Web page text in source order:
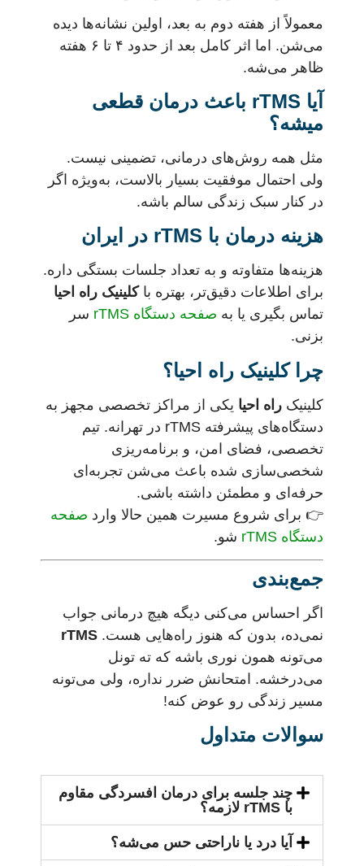
معمولاً از هفته دوم به بعد، اولین نشانه‌ها دیده
می‌شن. اما اثر کامل بعد از حدود ۴ تا ۶ هفته
ظاهر می‌شه.
آیا rTMS باعث درمان قطعی
میشه؟
مثل همه روش‌های درمانی، تضمینی نیست.
ولی احتمال موفقیت بسیار بالاست، به‌ویژه اگر
در کنار سبک زندگی سالم باشه.
هزینه درمان با rTMS در ایران
هزینه‌ها متفاوته و به تعداد جلسات بستگی داره.
برای اطلاعات دقیق‌تر، بهتره با کلینیک راه احیا
تماس بگیری یا بهصفحه دستگاه rTMS
سر
بزنی.
چرا کلینیک راه احیا؟
کلینیکراه احیایکی از مراکز تخصصی مجهز به
دستگاه‌های پیشرفته rTMS در تهرانه. تیم
تخصصی، فضای امن، و برنامه‌ریزی
شخصی‌سازی شده باعث می‌شن تجربه‌ای
حرفه‌ای و مطمئن داشته باشی.
👉 برای شروع مسیرت همین حالا واردصفحه
دستگاه rTMS
شو.
جمع‌بندی
اگر احساس می‌کنی دیگه هیچ درمانی جواب
نمی‌ده، بدون که هنوز راه‌هایی هست.rTMS
می‌تونه همون نوری باشه که ته تونل
می‌درخشه. امتحانش ضرر نداره، ولی می‌تونه
مسیر زندگی رو عوض کنه!
سوالات متداول
چند جلسه برای درمان افسردگی مقاوم
آیا درد یا ناراحتی حس می‌شه؟